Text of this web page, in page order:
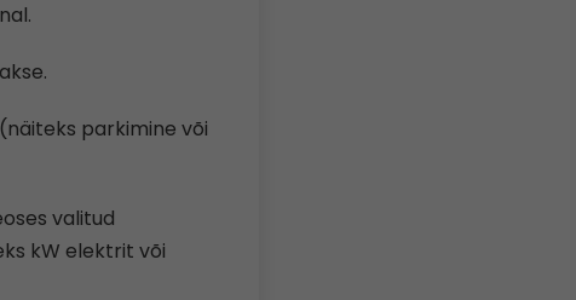
parkimine või
valitud
kW elektrit või